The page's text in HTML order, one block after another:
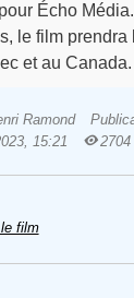
Écho
le film prendra
et au Canada.
Ramond
15:21
2704
film